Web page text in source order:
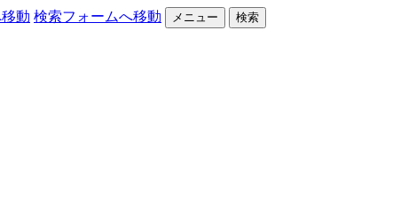
動 検索フォームへ移動 メニュー 検索